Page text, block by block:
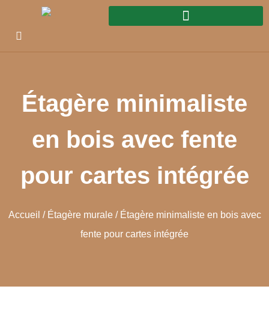
Étagère minimaliste
en bois avec fente
pour cartes intégrée
Accueil / Étagère murale/ Étagère minimaliste en bois avec
fente pour cartes intégrée